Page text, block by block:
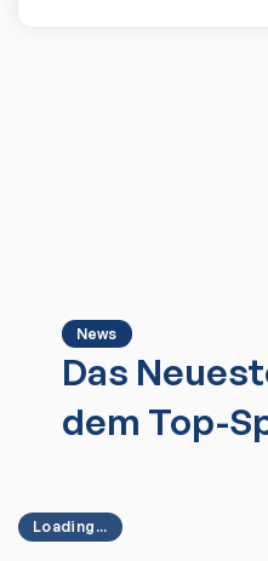
News
Das
dem Top-
Loading...